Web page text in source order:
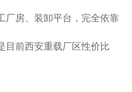
厂房、装卸平台，完全依靠
目前西安重载厂区性价比